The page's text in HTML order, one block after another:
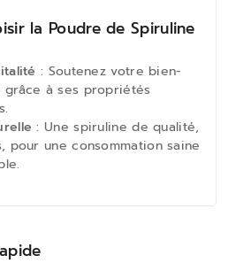
la Poudre de Spiruline
: Soutenez votre bien-
à ses propriétés
: Une spiruline de qualité,
pour une consommation saine